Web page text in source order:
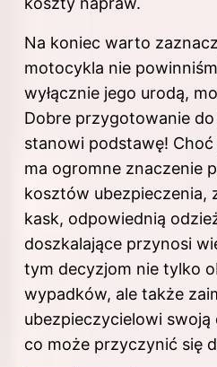
Na koniec warto
motocykla nie
wyłącznie jego urodą,
Dobre przygotowanie
stanowi podstawę!
ma ogromne znaczenie
kosztów ubezpieczenia,
kask, odpowiednią
doszkalające przynosi
tym decyzjom nie tylko
wypadków, ale także
ubezpieczycielowi
co może przyczynić się